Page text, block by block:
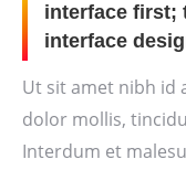
interface first;
interface
Ut sit amet nibh id
dolor mollis,
Interdum et